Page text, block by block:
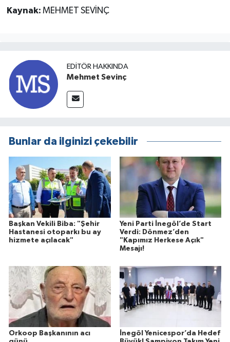
Kaynak: MEHMET SEVİNÇ
EDITÖR HAKKINDA
Mehmet Sevinç
Bunlar da ilginizi çekebilir
Başkan Vekili Biba: "Şehir
Hastanesi otoparkı bu ay
hizmete açılacak"
Yeni Parti İnegöl’de Start
Verdi: Dönmez’den
"Kapımız Herkese Açık"
Mesajı!
Orkoop Başkanının acı
İnegöl Yenicespor’da Hedef